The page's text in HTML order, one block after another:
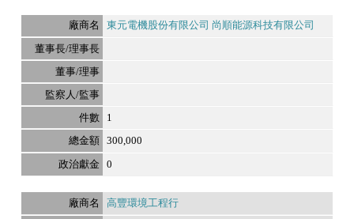
東元電機股份有限公司 尚順能源科技有限公司
1
300,000
0
高豐環境工程行